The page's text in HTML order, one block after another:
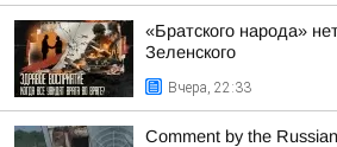
«Братского народа»
Зеленского
Вчера, 22:33
Comment by the